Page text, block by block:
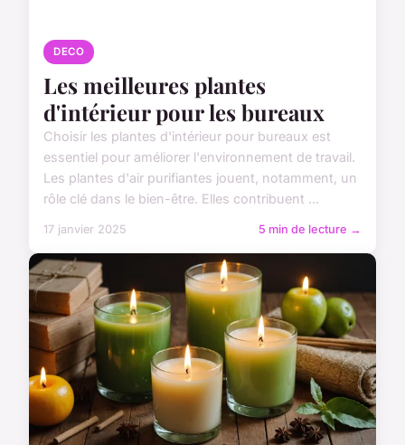
DECO
Les meilleures plantes
d'intérieur pour les bureaux
Choisir les plantes d'intérieur pour bureaux est
essentiel pour améliorer l'environnement de travail.
Les plantes d'air purifiantes jouent, notamment, un
rôle clé dans le bien-être. Elles contribuent ...
17 janvier 2025 5 min de lecture →